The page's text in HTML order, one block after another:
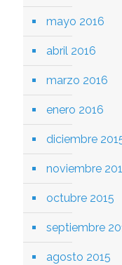
mayo 2016
abril 2016
marzo 2016
enero 2016
diciembre
noviembre
octubre 2015
septiembre
agosto 2015